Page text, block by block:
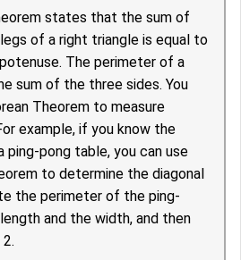
states that the sum of
of a right triangle is equal to
The perimeter of a
sum of the three sides. You
Theorem to measure
example, if you know the
ping-pong table, you can use
to determine the diagonal
the perimeter of the ping-
and the width, and then